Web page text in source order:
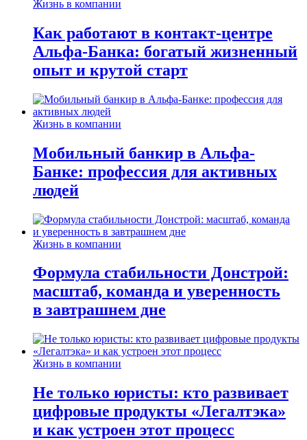
Жизнь в компании
Как работают в контакт-центре
Альфа-Банка: богатый жизненный
опыт и крутой старт
Жизнь в компании
Мобильный банкир в Альфа-
Банке: профессия для активных
людей
Жизнь в компании
Формула стабильности Донстрой:
масштаб, команда и уверенность
в завтрашнем дне
Жизнь в компании
Не только юристы: кто развивает
цифровые продукты «Легалтэка»
и как устроен этот процесс